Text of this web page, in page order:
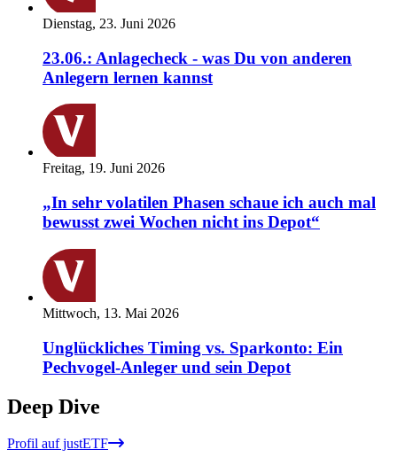
Dienstag, 23. Juni 2026
23.06.: Anlagecheck - was Du von anderen
Anlegern lernen kannst
Freitag, 19. Juni 2026
„In sehr volatilen Phasen schaue ich auch mal
bewusst zwei Wochen nicht ins Depot“
Mittwoch, 13. Mai 2026
Unglückliches Timing vs. Sparkonto: Ein
Pechvogel-Anleger und sein Depot
Deep Dive
Profil auf justETF